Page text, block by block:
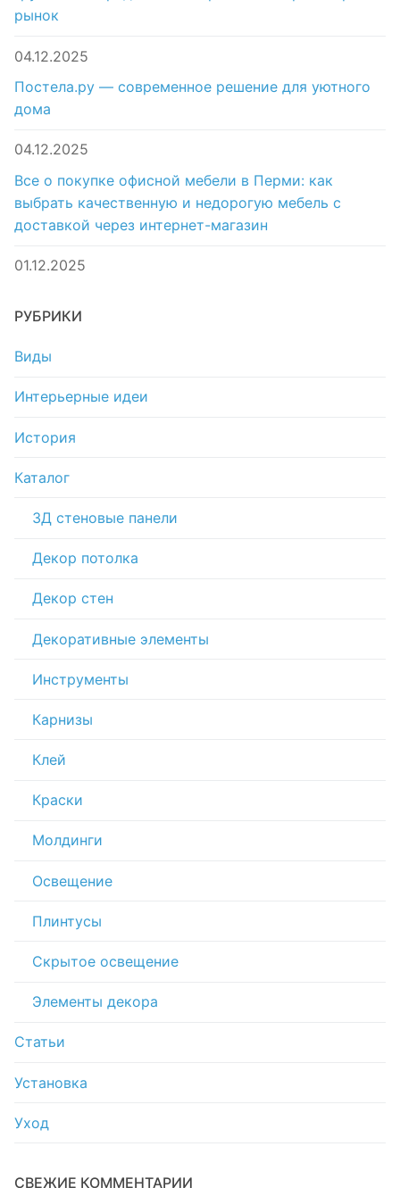
рынок
04.12.2025
Постела.ру — современное решение для уютного
дома
04.12.2025
Все о покупке офисной мебели в Перми: как
выбрать качественную и недорогую мебель с
доставкой через интернет-магазин
01.12.2025
РУБРИКИ
Виды
Интерьерные идеи
История
Каталог
3Д стеновые панели
Декор потолка
Декор стен
Декоративные элементы
Инструменты
Карнизы
Клей
Краски
Молдинги
Освещение
Плинтусы
Скрытое освещение
Элементы декора
Статьи
Установка
Уход
СВЕЖИЕ КОММЕНТАРИИ